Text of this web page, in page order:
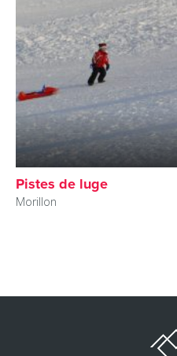
Pistes de luge
Morillon